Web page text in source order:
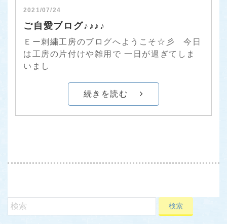
2021/07/24
ご自愛ブログ♪♪♪♪
Ｅー刺繍工房のブログへようこそ☆彡 今日
は工房の片付けや雑用で 一日が過ぎてしま
いまし
続きを読む